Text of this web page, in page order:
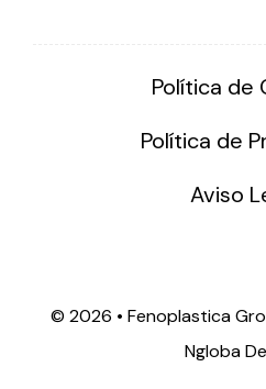
Política de
Política de
Aviso
© 2026 • Fenoplastica
Ngloba